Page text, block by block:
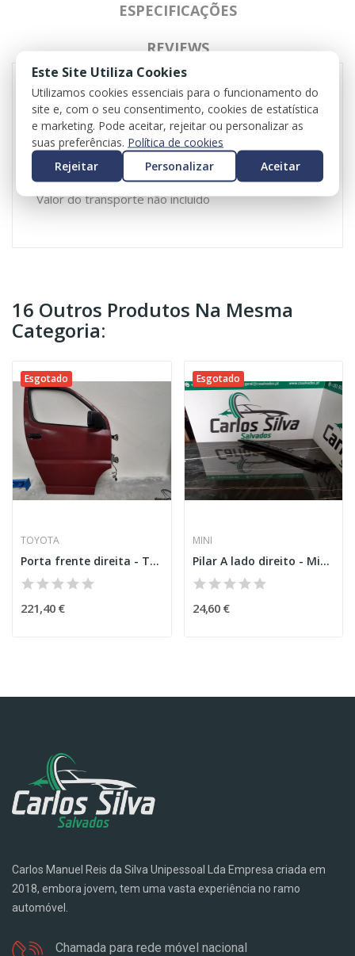
ESPECIFICAÇÕES
REVIEWS
Quadrante para Bmw Série 4 Gran Coupé (G26)
21AX-420D
140kW 190PS
Desde 07.2021 a 06.2028
Valor do iva incluído
Valor do transporte não incluído
16 Outros Produtos Na Mesma
Categoria:
Esgotado
TOYOTA
Porta frente direita - Toyota Hiace IV (_H1_,_H2_)
221,40 €
Esgotado
MINI
Pilar A lado direito - Mini (F55)
24,60 €
Carlos Manuel Reis da Silva Unipessoal Lda Empresa criada em
2018, embora jovem, tem uma vasta experiência no ramo
automóvel.
Chamada para rede móvel nacional
Este Site Utiliza Cookies
Utilizamos cookies essenciais para o funcionamento do
site e, com o seu consentimento, cookies de estatística
e marketing. Pode aceitar, rejeitar ou personalizar as
suas preferências. Política de cookies
Rejeitar
Personalizar Aceitar